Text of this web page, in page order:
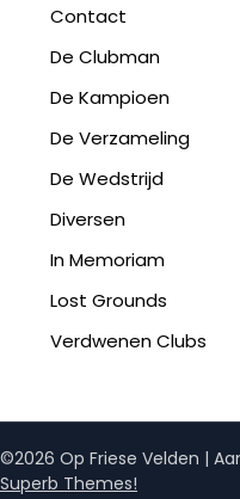
Contact
De Clubman
De Kampioen
De Verzameling
De Wedstrijd
Diversen
In Memoriam
Lost Grounds
Verdwenen Clubs
©2026 Op Friese Velden |
Superb Themes!